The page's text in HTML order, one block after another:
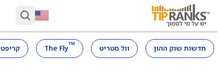
חדשות שוק ההון וול סטריט ™
The Fly